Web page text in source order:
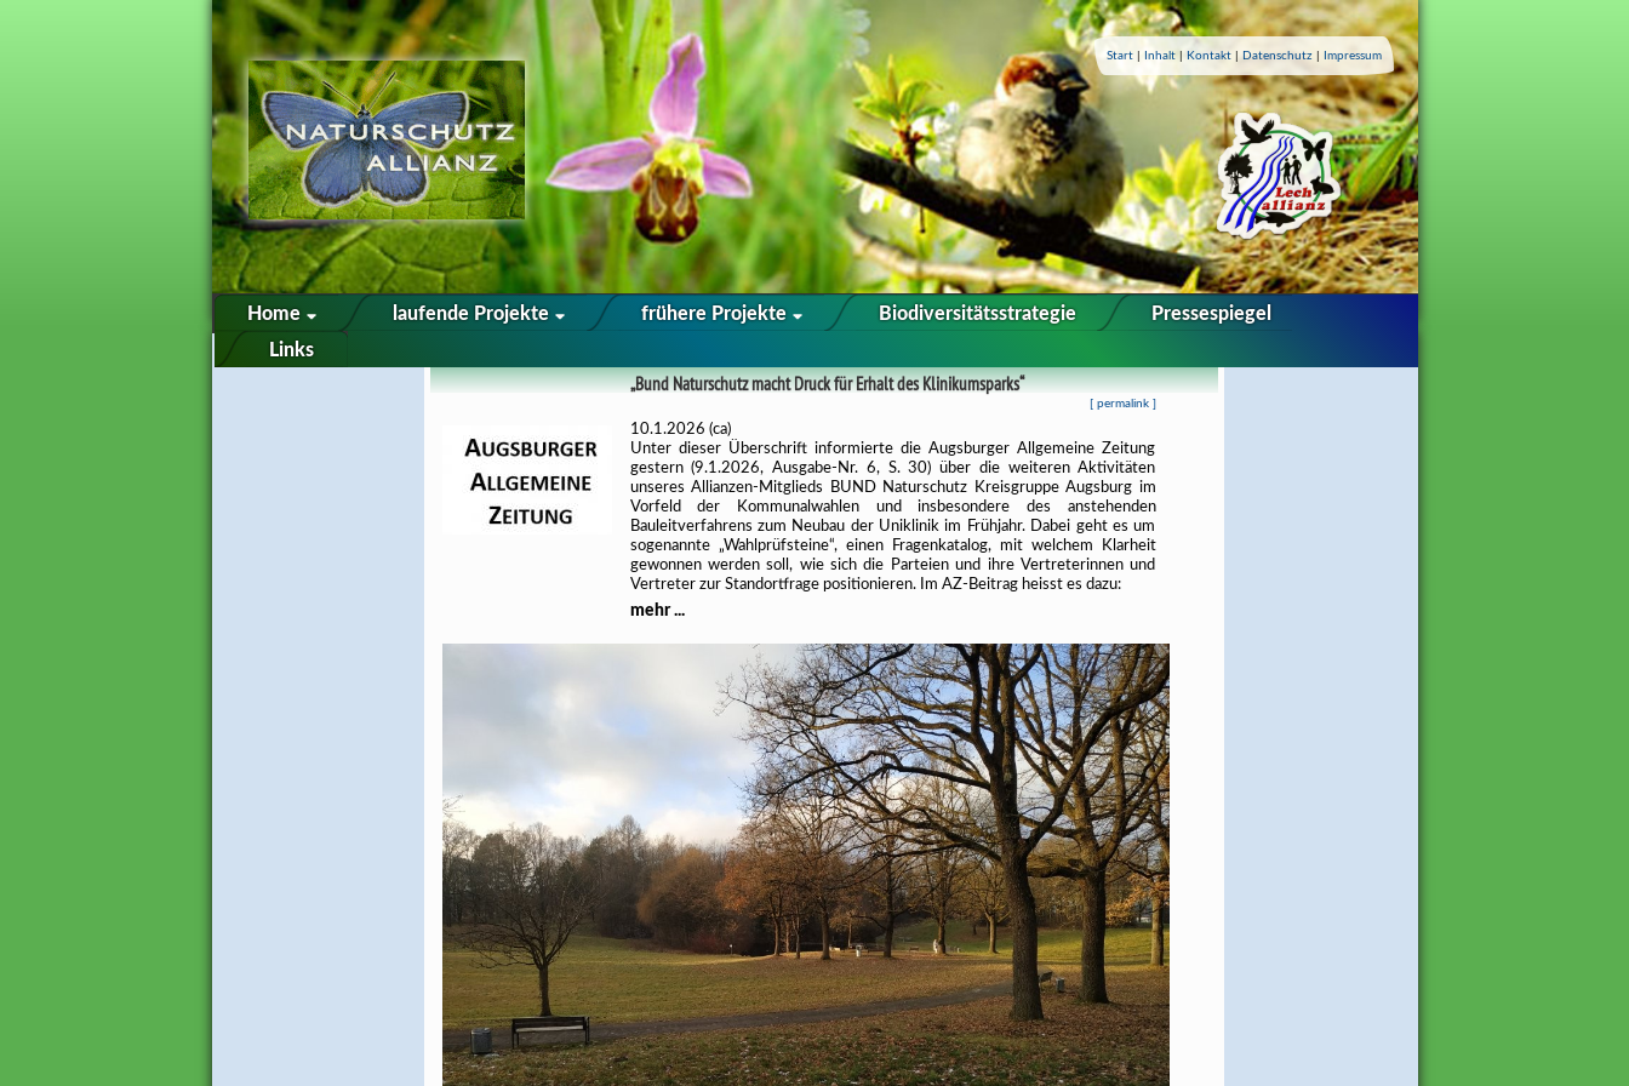
Start| Inhalt| Kontakt| Datenschutz| Impressum
Home laufende Projekte frühere Projekte Biodiversitätsstrategie
Pressespiegel
Links
„Bund Naturschutz macht Druck für Erhalt des Klinikumsparks“
[ permalink]
10.1.2026 (ca)
Unter dieser Überschrift informierte die Augsburger Allgemeine Zeitung
gestern (9.1.2026, Ausgabe-Nr. 6, S. 30) über die weiteren Aktivitäten
unseres Allianzen-Mitglieds BUND Naturschutz Kreisgruppe Augsburg im
Vorfeld der Kommunalwahlen und insbesondere des anstehenden
Bauleitverfahrens zum Neubau der Uniklinik im Frühjahr. Dabei geht es um
sogenannte „Wahlprüfsteine“, einen Fragenkatalog, mit welchem Klarheit
gewonnen werden soll, wie sich die Parteien und ihre Vertreterinnen und
Vertreter zur Standortfrage positionieren. Im AZ-Beitrag heisst es dazu:
mehr ...